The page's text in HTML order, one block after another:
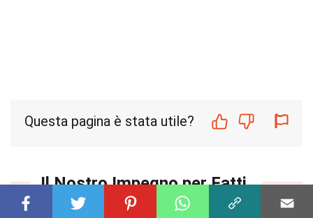
Questa pagina è stata utile?
Il Nostro Impegno per Fatti
Credibili